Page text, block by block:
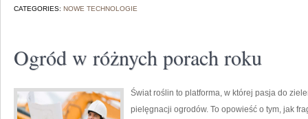
CATEGORIES: NOWE TECHNOLOGIE
Ogród w różnych porach roku
Świat roślin to platforma, w której pasja do
pielęgnacji ogrodów. To opowieść o tym, jak